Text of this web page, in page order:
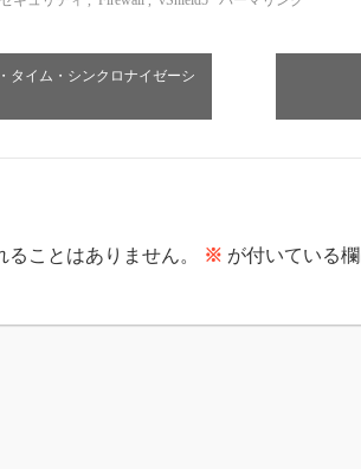
タイム・シンクロナイゼーシ
ことはありません。 ※ が付いている